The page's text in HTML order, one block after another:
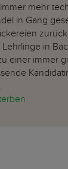
mehr
in Gang
in
einer immer